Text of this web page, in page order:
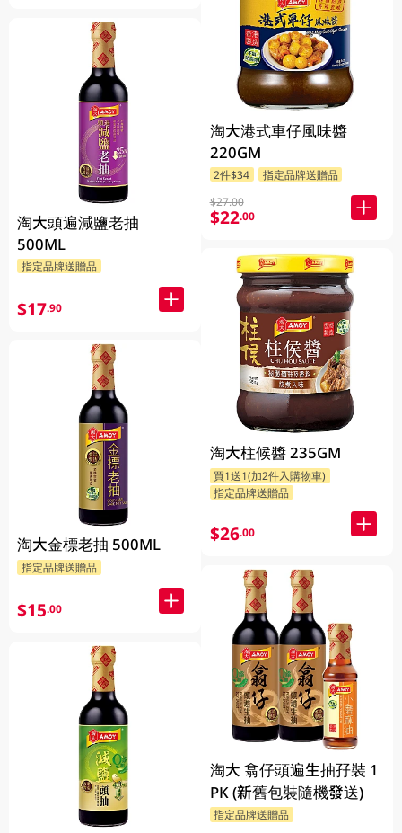
淘大頭遍減鹽老抽
500ML
指定品牌送贈品
$17.90
淘大金標老抽 500ML
指定品牌送贈品
$15.00
淘大港式車仔風味醬
220GM
2件$34
指定品牌送贈品
$27.00
$22.00
淘大柱候醬 235GM
買1送1(加2件入購物車)
指定品牌送贈品
$26.00
淘大 翕仔頭遍生抽孖裝 1
PK (新舊包裝隨機發送)
指定品牌送贈品